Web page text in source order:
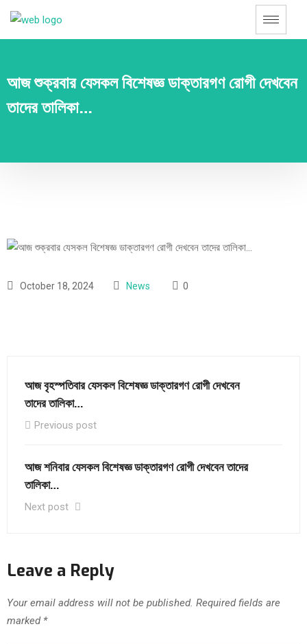
আজ শুক্রবার যেসকল বিশেষজ্ঞ ডাক্তারগণ রোগী দেখবেন
তাদের তালিকা…
October 18, 2024 News 0
আজ বৃহস্পতিবার যেসকল বিশেষজ্ঞ ডাক্তারগণ রোগী দেখবেন
তাদের তালিকা…
Previous post
আজ শনিবার যেসকল বিশেষজ্ঞ ডাক্তারগণ রোগী দেখবেন তাদের
তালিকা…
Next post
Leave a Reply
Your email address will not be published. Required fields are
marked *